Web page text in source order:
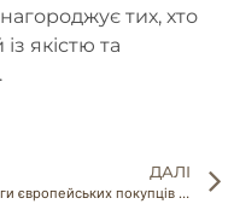
тих, хто
якістю та
ДАЛІ
Вимоги європейських покупців до насіння та горіхів у 2026 році: на що готуватися вже зараз